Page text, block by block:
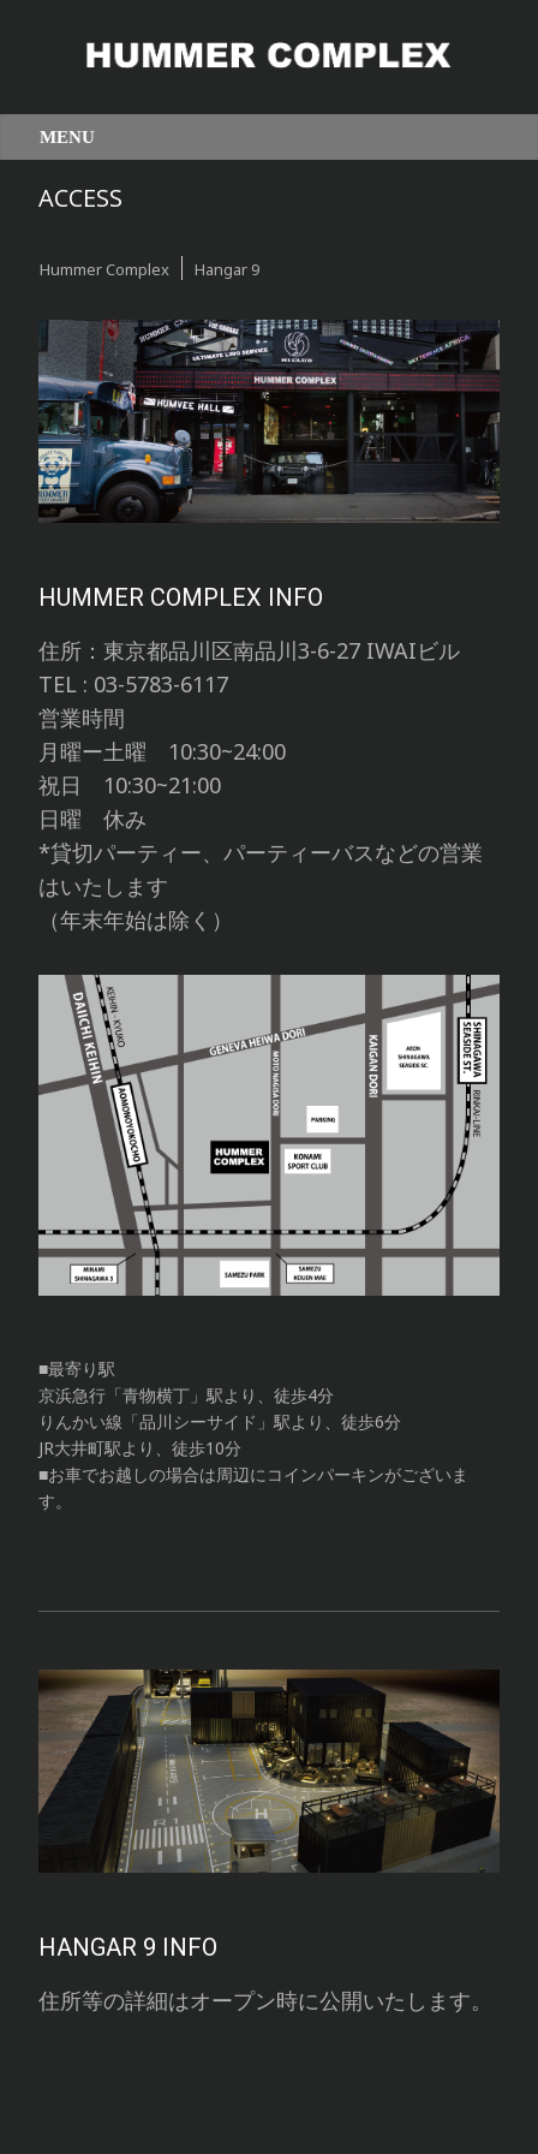
ACCESS
Hummer Complex Hangar 9
HUMMER COMPLEX INFO
住所：東京都品川区南品川3-6-27 IWAIビル
TEL : 03-5783-6117
営業時間
月曜ー土曜 10:30~24:00
祝日 10:30~21:00
日曜 休み
*貸切パーティー、パーティーバスなどの営業
はいたします
（年末年始は除く）
■最寄り駅
京浜急行「青物横丁」駅より、徒歩4分
りんかい線「品川シーサイド」駅より、徒歩6分
JR大井町駅より、徒歩10分
■お車でお越しの場合は周辺にコインパーキンがございま
す。
HANGAR 9 INFO
住所等の詳細はオープン時に公開いたします。